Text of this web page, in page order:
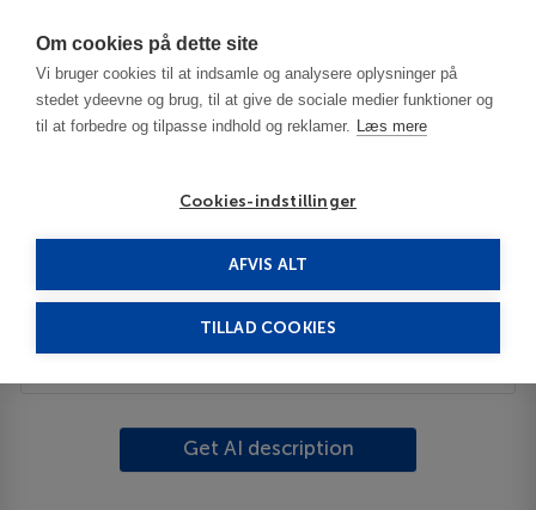
Om cookies på dette site
Vi bruger cookies til at indsamle og analysere oplysninger på
stedet ydeevne og brug, til at give de sociale medier funktioner og
til at forbedre og tilpasse indhold og reklamer. Læs mere
Cookies-indstillinger
AFVIS ALT
TILLAD COOKIES
Hawaii - Oahu - HI Waimanalo Beach
Beskrivelse
Get AI description